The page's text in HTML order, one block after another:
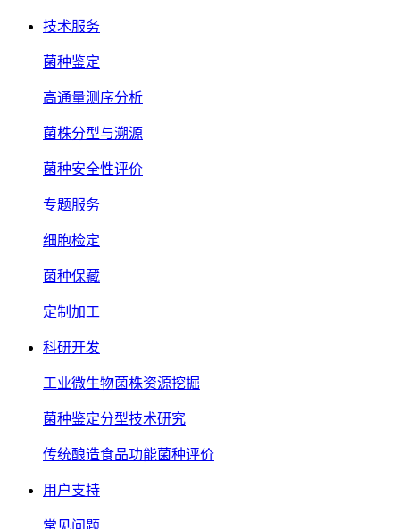
技术服务
菌种鉴定
高通量测序分析
菌株分型与溯源
菌种安全性评价
专题服务
细胞检定
菌种保藏
定制加工
科研开发
工业微生物菌株资源挖掘
菌种鉴定分型技术研究
传统酿造食品功能菌种评价
用户支持